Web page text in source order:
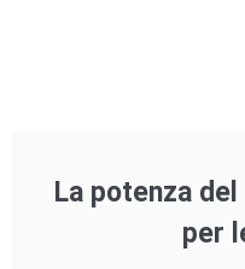
La potenza
per